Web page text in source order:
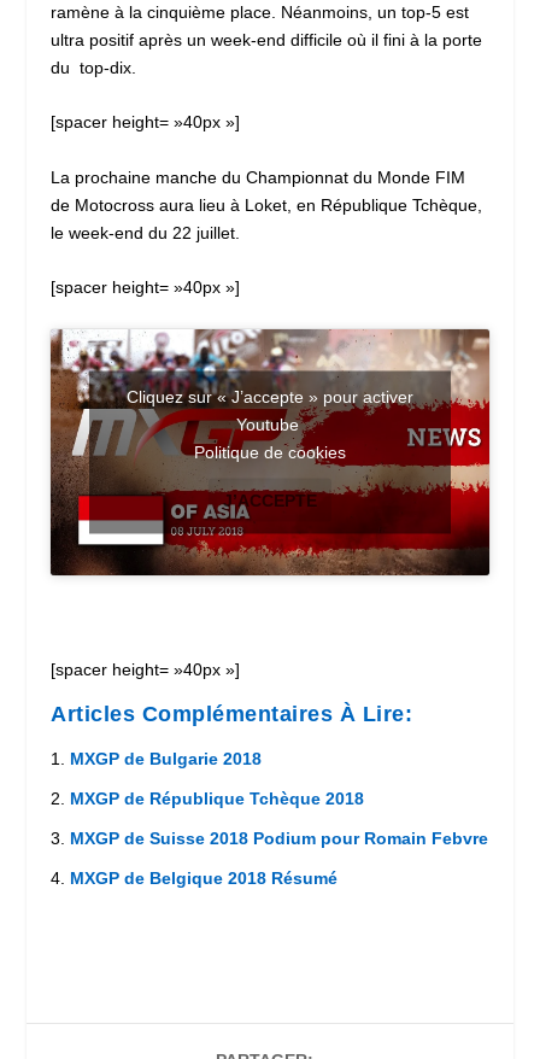
ramène à la cinquième place. Néanmoins, un top-5 est
ultra positif après un week-end difficile où il fini à la porte
du top-dix.
[spacer height= »40px »]
La prochaine manche du Championnat du Monde FIM
de Motocross aura lieu à Loket, en République Tchèque,
le week-end du 22 juillet.
[spacer height= »40px »]
Cliquez sur « J’accepte » pour activer
Youtube
Politique de cookies
J’ACCEPTE
[spacer height= »40px »]
Articles Complémentaires À Lire:
MXGP de Bulgarie 2018
MXGP de République Tchèque 2018
MXGP de Suisse 2018 Podium pour Romain Febvre
MXGP de Belgique 2018 Résumé